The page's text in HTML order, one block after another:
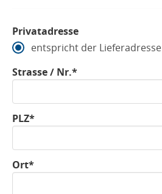
Privatadresse
entspricht der Lieferadresse
Strasse / Nr.*
PLZ*
Ort*